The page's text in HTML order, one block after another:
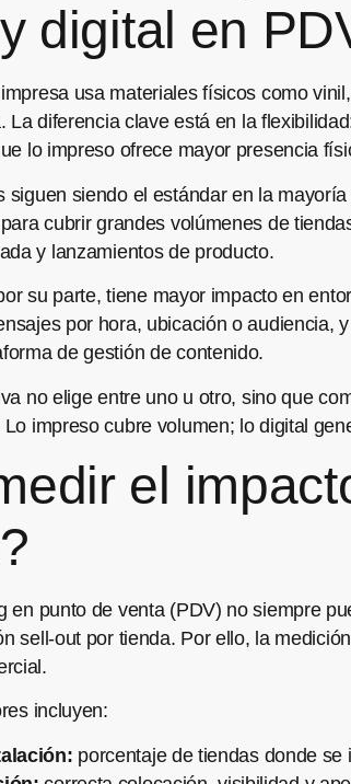
digital en
usa materiales físicos como
La diferencia clave está en la
lo impreso ofrece mayor presencia
siguen siendo el estándar en la
cubrir grandes volúmenes de
y lanzamientos de producto.
su parte, tiene mayor impacto en
por hora, ubicación o audiencia,
de gestión de contenido.
no elige entre uno u otro, sino que
impreso cubre volumen; lo digital
el
en punto de venta (PDV) no siempre
sell-out por tienda. Por ello, la
incluyen:
porcentaje de tiendas donde